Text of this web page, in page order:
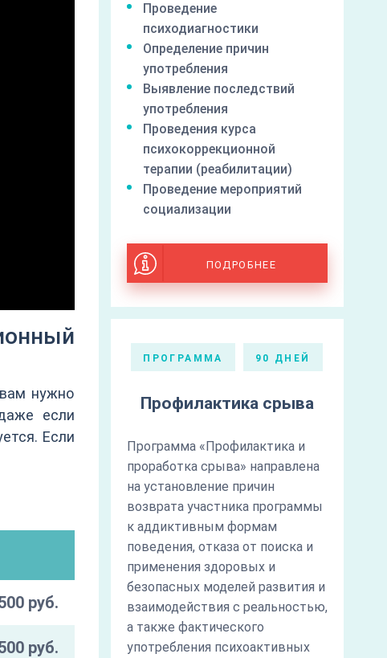
нужно
если
Если
руб.
руб.
Проведение
психодиагностики
Определение причин
употребления
Выявление последствий
употребления
Проведения курса
психокоррекционной
терапии (реабилитации)
Проведение мероприятий
социализации
ПОДРОБНЕЕ
ПРОГРАММА 90 ДНЕЙ
Профилактика срыва
Программа «Профилактика и
проработка срыва» направлена
на установление причин
возврата участника программы
к аддиктивным формам
поведения, отказа от поиска и
применения здоровых и
безопасных моделей развития и
взаимодействия с реальностью,
а также фактического
употребления психоактивных